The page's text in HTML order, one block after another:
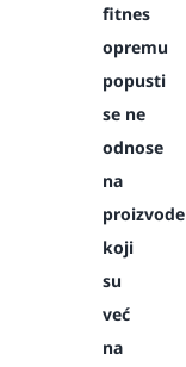
fitnes
opremu
popusti
se ne
odnose
na
proizvode
koji
su
već
na